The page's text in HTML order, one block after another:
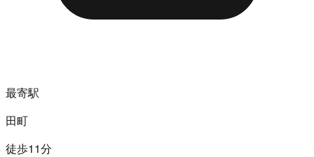
最寄駅
田町
徒歩11分